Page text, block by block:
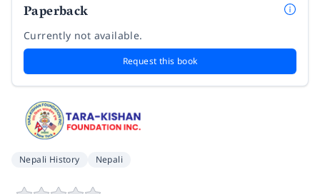
Paperback
Currently not available.
Request this book
Nepali History Nepali